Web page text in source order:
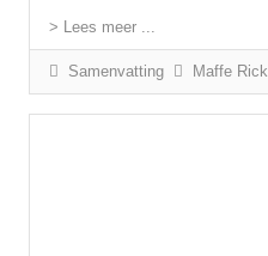
> Lees meer ...
Samenvatting Maffe Rick